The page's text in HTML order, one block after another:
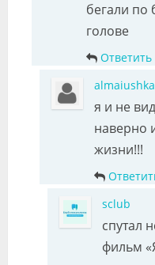
бегали по
голове
Ответить
almaiushka
я и не
наверно
жизни!!!
sclub
спутал
фильм